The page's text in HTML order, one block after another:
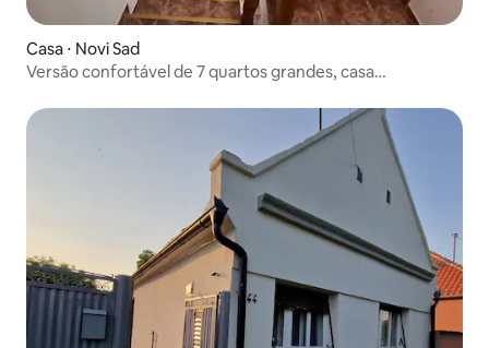
Casa ⋅ Novi Sad
Versão confortável de 7 quartos grandes, casa